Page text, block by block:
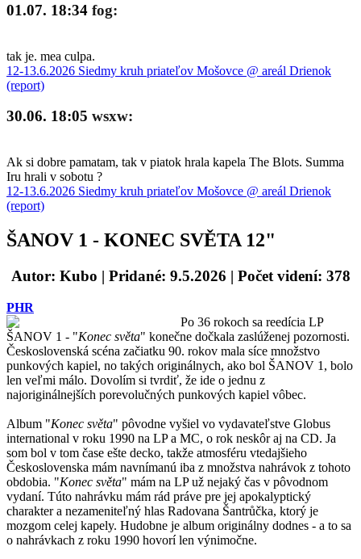
01.07. 18:34 fog:
tak je. mea culpa.
12-13.6.2026 Siedmy kruh priateľov Mošovce @ areál Drienok
(report)
30.06. 18:05 wsxw:
Ak si dobre pamatam, tak v piatok hrala kapela The Blots. Summa
Iru hrali v sobotu ?
12-13.6.2026 Siedmy kruh priateľov Mošovce @ areál Drienok
(report)
ŠANOV 1 - KONEC SVĚTA 12"
Autor: Kubo | Pridané: 9.5.2026 | Počet videní: 378
PHR
Po 36 rokoch sa reedícia LP
ŠANOV 1 - "Konec světa" konečne dočkala zaslúženej pozornosti.
Československá scéna začiatku 90. rokov mala síce množstvo
punkových kapiel, no takých originálnych, ako bol ŠANOV 1, bolo
len veľmi málo. Dovolím si tvrdiť, že ide o jednu z
najoriginálnejších porevolučných punkových kapiel vôbec.
Album "Konec světa" pôvodne vyšiel vo vydavateľstve Globus
international v roku 1990 na LP a MC, o rok neskôr aj na CD. Ja
som bol v tom čase ešte decko, takže atmosféru vtedajšieho
Československa mám navnímanú iba z množstva nahrávok z tohoto
obdobia. "Konec světa" mám na LP už nejaký čas v pôvodnom
vydaní. Túto nahrávku mám rád práve pre jej apokalyptický
charakter a nezameniteľný hlas Radovana Šantrůčka, ktorý je
mozgom celej kapely. Hudobne je album originálny dodnes - a to sa
o nahrávkach z roku 1990 hovorí len výnimočne.